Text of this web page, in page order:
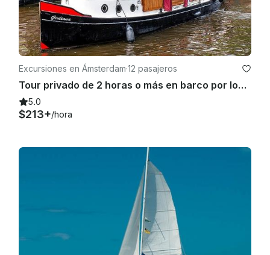
Excursiones en Ámsterdam·12 pasajeros
Tour privado de 2 horas o más en barco por los canales de Ámsterdam
5.0
$213+/hora